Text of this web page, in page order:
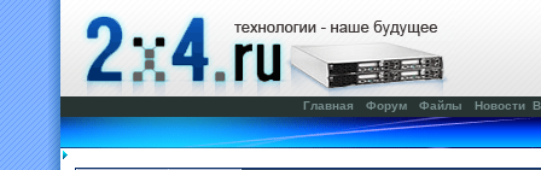
Главная Форум Файлы Новости